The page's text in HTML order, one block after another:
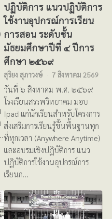
ปฏิบัติการ แนวปฏิบัติการ
ใช้งานอุปกรณ์การเรียน
การสอน ระดับชั้น
มัธยมศึกษาปีที่ ๔ ปีการ
ศึกษา ๒๕๖๙
สุริยง สุภาวงษ์ 7 สิงหาคม 2569
วันที่ ๖ สิงหาคม พ.ศ. ๒๕๖๙
โรงเรียนสรรพวิทยาคม มอบ
Ipad แก่นักเรียนสำหรับโครงการ
ส่งเสริมการเรียนรู้ขั้นพื้นฐานทุก
ที่ทุกเวลา (Anywhere Anytime)
และอบรมเชิงปฏิบัติการ แนว
ปฏิบัติการใช้งานอุปกรณ์การ
เรียนก…